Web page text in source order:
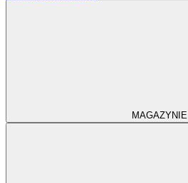
MAGAZYNIE